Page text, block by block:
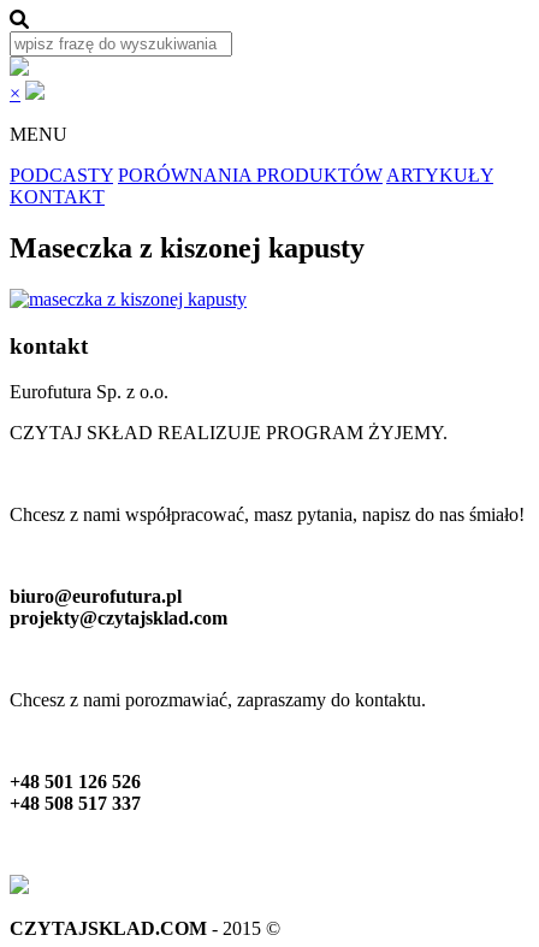
×
MENU
PODCASTY PORÓWNANIA PRODUKTÓW ARTYKUŁY
KONTAKT
Maseczka z kiszonej kapusty
kontakt
Eurofutura Sp. z o.o.
CZYTAJ SKŁAD REALIZUJE PROGRAM ŻYJEMY.
Chcesz z nami współpracować, masz pytania, napisz do nas śmiało!
biuro@eurofutura.pl
projekty@czytajsklad.com
Chcesz z nami porozmawiać, zapraszamy do kontaktu.
+48 501 126 526
+48 508 517 337
CZYTAJSKLAD.COM - 2015 ©